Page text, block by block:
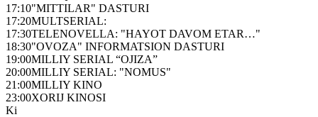
17:10"MITTILAR" DASTURI
17:20MULTSERIAL:
17:30TELENOVELLA: "HAYOT DAVOM ETAR…"
18:30"OVOZA" INFORMATSION DASTURI
19:00MILLIY SERIAL “OJIZA”
20:00MILLIY SERIAL: "NOMUS"
21:00MILLIY KINO
23:00XORIJ KINOSI
Ki